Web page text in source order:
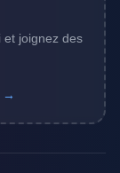
et joignez des
→